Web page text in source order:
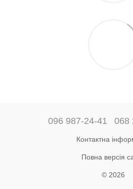
096 987-24-41 068
Контактна
Повна версія
© 2026